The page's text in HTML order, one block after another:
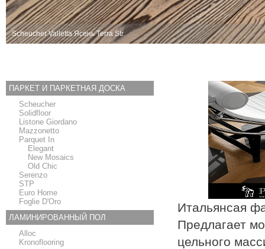
Scheucher Valletta Ясень Terra Str.
ПАРКЕТ И ПАРКЕТНАЯ ДОСКА
Scheucher
Solidfloor
Listone Giordano
Mazzonetto
Parquet In
Elegant
New Mosaics
Old Chic
Serenzo
STP
Euro Home
Foglie D'Oro
ЛАМИНИРОВАННЫЙ ПОЛ
Alloc
Kronoflooring
Итальянсая
Предлагает
цельного